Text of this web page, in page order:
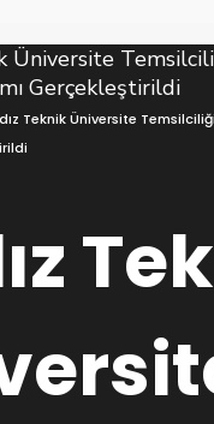
Teknik Üniversite